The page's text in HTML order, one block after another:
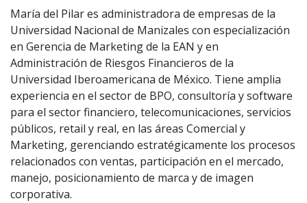
María del Pilar es administradora de empresas de la
Universidad Nacional de Manizales con especialización
en Gerencia de Marketing de la EAN y en
Administración de Riesgos Financieros de la
Universidad Iberoamericana de México. Tiene amplia
experiencia en el sector de BPO, consultoría y software
para el sector financiero, telecomunicaciones, servicios
públicos, retail y real, en las áreas Comercial y
Marketing, gerenciando estratégicamente los procesos
relacionados con ventas, participación en el mercado,
manejo, posicionamiento de marca y de imagen
corporativa.